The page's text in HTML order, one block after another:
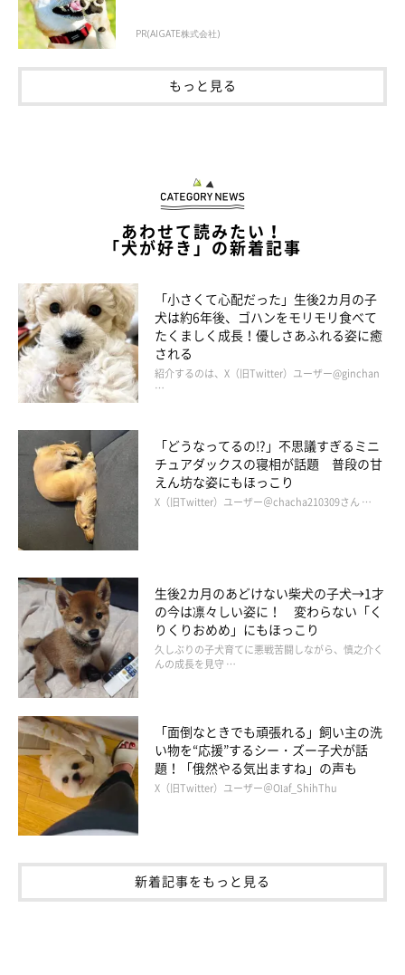
ラスト制作をはじめ、パッケージイラスト、ゲームイラスト、キ
日本プロ野球「オリックス・バファローズ」の公式マスコットの
デザインを手がける（バファローブル・バファローベル）京都在
住。
「あうんのてんぽ」本編では、だんなとして登場する。
てんぽyoutubeチャンネル
PR(AIGATE株式会社)
もっと見る
あわせて読みたい！
「犬が好き」の新着記事
「小さくて心配だった」生後2カ月の子
犬は約6年後、ゴハンをモリモリ食べて
たくましく成長！優しさあふれる姿に癒
される
紹介するのは、X（旧Twitter）ユーザー@ginchan
…
「どうなってるの!?」不思議すぎるミニ
チュアダックスの寝相が話題 普段の甘
えん坊な姿にもほっこり
X（旧Twitter）ユーザー＠chacha210309さん …
生後2カ月のあどけない柴犬の子犬→1才
の今は凛々しい姿に！ 変わらない「く
りくりおめめ」にもほっこり
久しぶりの子犬育てに悪戦苦闘しながら、慎之介く
んの成長を見守 …
「面倒なときでも頑張れる」飼い主の洗
い物を“応援”するシー・ズー子犬が話
題！「俄然やる気出ますね」の声も
X（旧Twitter）ユーザー＠Olaf_ShihThu
新着記事をもっと見る